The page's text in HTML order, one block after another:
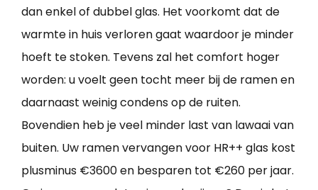
dan enkel of dubbel glas. Het voorkomt dat de
warmte in huis verloren gaat waardoor je minder
hoeft te stoken. Tevens zal het comfort hoger
worden: u voelt geen tocht meer bij de ramen en
daarnaast weinig condens op de ruiten.
Bovendien heb je veel minder last van lawaai van
buiten. Uw ramen vervangen voor HR++ glas kost
plusminus €3600 en besparen tot €260 per jaar.